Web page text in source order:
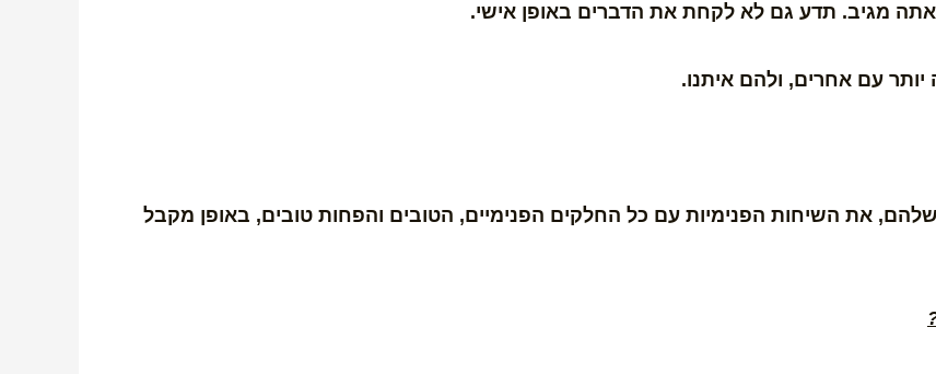
מגיב. תדע גם לא לקחת את הדברים באופן אישי.
עם אחרים, ולהם איתנו.
את השיחות הפנימיות עם כל החלקים הפנימיים, הטובים והפחות טובים, באופן מקבל